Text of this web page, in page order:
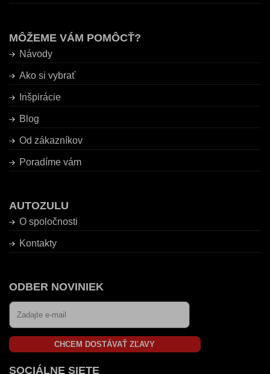
MÔŽEME VÁM POMÔCŤ?
Návody
Ako si vybrať
Inšpirácie
Blog
Od zákazníkov
Poradíme vám
AUTOZULU
O spoločnosti
Kontakty
ODBER NOVINIEK
CHCEM DOSTÁVAŤ ZĽAVY
SOCIÁLNE SIETE